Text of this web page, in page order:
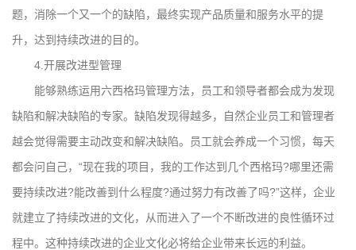
题，消除一个又一个的缺陷，最终实现产品质量和服务水平的提
升，达到持续改进的目的。
4.开展改进型管理
能够熟练运用六西格玛管理方法，员工和领导者都会成为发现
缺陷和解决缺陷的专家。缺陷发现得越多，自然企业员工和管理者
越会觉得需要主动改变和解决缺陷。员工就会养成一个习惯，每天
都会问自己，“现在我的项目，我的工作达到几个西格玛?哪里还需
要持续改进?能改善到什么程度?通过努力有改善了吗?”这样，企业
就建立了持续改进的文化，从而进入了一个不断改进的良性循环过
程中。这种持续改进的企业文化必将给企业带来长远的利益。